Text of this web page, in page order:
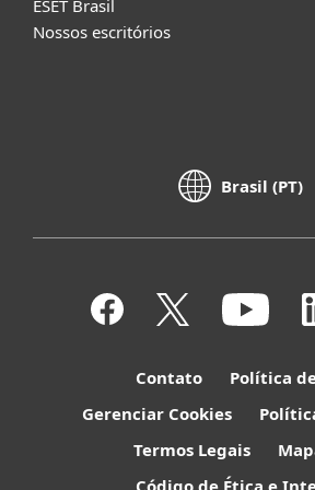
ESET Brasil
Nossos escritórios
Brasil (PT)
Contato
Política
Gerenciar Cookies
Termos Legais
Código de Ética e